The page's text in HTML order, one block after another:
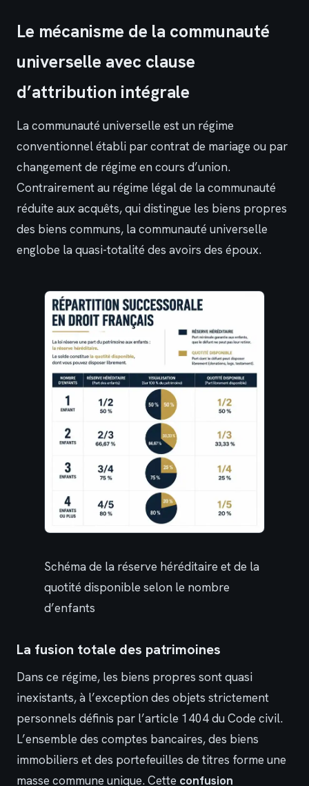
Le mécanisme de la communauté
universelle avec clause
d’attribution intégrale
La communauté universelle est un régime
conventionnel établi par contrat de mariage ou par
changement de régime en cours d’union.
Contrairement au régime légal de la communauté
réduite aux acquêts, qui distingue les biens propres
des biens communs, la communauté universelle
englobe la quasi-totalité des avoirs des époux.
Schéma de la réserve héréditaire et de la
quotité disponible selon le nombre
d’enfants
La fusion totale des patrimoines
Dans ce régime, les biens propres sont quasi
inexistants, à l’exception des objets strictement
personnels définis par l’article 1404 du Code civil.
L’ensemble des comptes bancaires, des biens
immobiliers et des portefeuilles de titres forme une
masse commune unique. Cette confusion